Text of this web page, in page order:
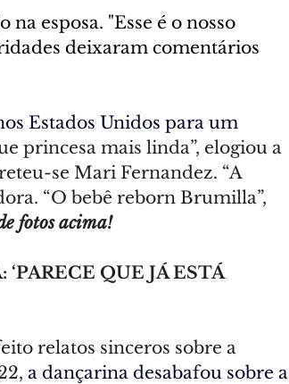
esposa. "Esse é o nosso
deixaram comentários
Estados Unidos para um
princesa mais linda”, elogiou a
se Mari Fernandez. “A
“O bebê reborn Brumilla”,
fotos acima!
QUE JÁ ESTÁ
relatos sinceros sobre a
a dançarina desabafou sobre a